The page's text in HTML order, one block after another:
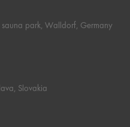
park, Walldorf, Germany
Slovakia